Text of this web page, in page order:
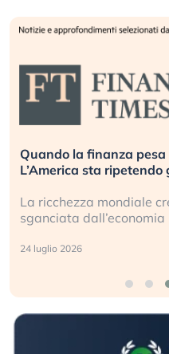
Quando la finanza pesa
L’America sta ripetendo
La ricchezza mondiale
sganciata dall’economia
24 luglio 2026